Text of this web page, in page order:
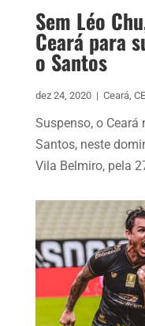
Sem Léo
Ceará para
o Santos
dez 24, 2020 | Ceará, CE
Suspenso, o Ceará
Santos, neste
Vila Belmiro, pela